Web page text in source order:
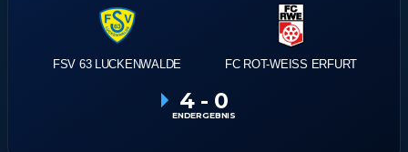
FSV 63 LUCKENWALDE FC ROT-WEISS ERFURT
4 - 0
ENDERGEBNIS